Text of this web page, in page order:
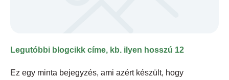
Legutóbbi blogcikk címe, kb. ilyen hosszú 12
Ez egy minta bejegyzés, ami azért készült, hogy